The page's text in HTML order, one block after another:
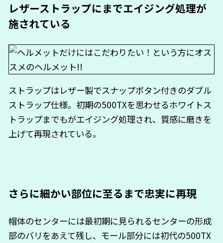
レザーストラップにまでエイジング処理が
施されている
ストラップはレザー製でスナップボタン付きのダブル
ストラップ仕様。初期の500TXを思わせるホワイトス
トラップまでもがエイジング処理され、質感に磨きを
上げて再現されている。
さらに細かい部位に至るまで忠実に再現
帽体のセンターには最初期に見られるセンターの形成
部のバリをあえて残し、モール部分には初代の500TX